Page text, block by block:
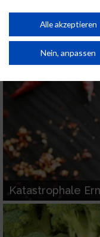
Bewusst und
Katastrophale
Performance von Inhalten.
Kombinationen von Daten
von Inhalten.
Daten können außerhalb
Website/App.
Partnerliste anzeigen
Wir nutzen Ihre Daten für
IAB-Verarbeitungszwecke:
Speichern von
auf einem Endgerät
Verwendung
von Werbeanzeigen
Erstellung von
Alle akzeptieren
Nein, anpassen